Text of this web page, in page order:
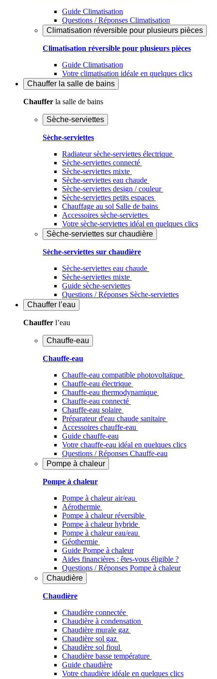
Guide Climatisation
Questions / Réponses Climatisation
Climatisation réversible pour plusieurs pièces
Climatisation réversible pour plusieurs pièces
Guide Climatisation
Votre climatisation idéale en quelques clics
Chauffer la salle de bains
Chauffer la salle de bains
Sèche-serviettes
Sèche-serviettes
Radiateur sèche-serviettes électrique
Sèche-serviettes connecté
Sèche-serviettes mixte
Sèche-serviettes eau chaude
Sèche-serviettes design / couleur
Sèche-serviettes petits espaces
Chauffage au sol Salle de bains
Accessoires sèche-serviettes
Votre sèche-serviettes idéal en quelques clics
Sèche-serviettes sur chaudière
Sèche-serviettes sur chaudière
Sèche-serviettes eau chaude
Sèche-serviettes mixte
Guide sèche-serviettes
Questions / Réponses Sèche-serviettes
Chauffer l’eau
Chauffer l’eau
Chauffe-eau
Chauffe-eau
Chauffe-eau compatible photovoltaïque
Chauffe-eau électrique
Chauffe-eau thermodynamique
Chauffe-eau connecté
Chauffe-eau solaire
Préparateur d'eau chaude sanitaire
Accessoires chauffe-eau
Guide chauffe-eau
Votre chauffe-eau idéal en quelques clics
Questions / Réponses Chauffe-eau
Pompe à chaleur
Pompe à chaleur
Pompe à chaleur air/eau
Aérothermie
Pompe à chaleur réversible
Pompe à chaleur hybride
Pompe à chaleur​ eau/eau
Géothermie
Guide Pompe à chaleur
Aides financières : êtes-vous éligible ?
Questions / Réponses Pompe à chaleur
Chaudière
Chaudière
Chaudière connectée
Chaudière à condensation
Chaudière murale gaz
Chaudière sol gaz
Chaudière sol fioul
Chaudière basse température
Guide chaudière
Votre chaudière idéale en quelques clics